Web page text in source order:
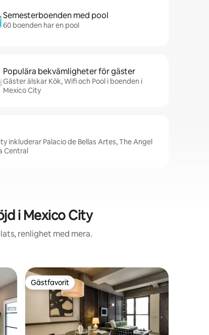
Semesterboenden med pool
60 boenden har en pool
Populära bekvämligheter för gäster
Gäster älskar Kök, Wifi och Pool i boenden i
Mexico City
inkluderar Palacio de Bellas Artes, The Angel
Central
i Mexico City
renlighet med mera.
Gästfavorit
Gästfavorit